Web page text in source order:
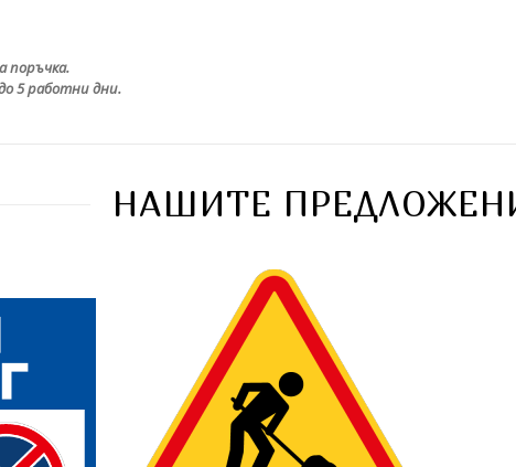
поръчка.
5 работни дни.
НАШИТЕ